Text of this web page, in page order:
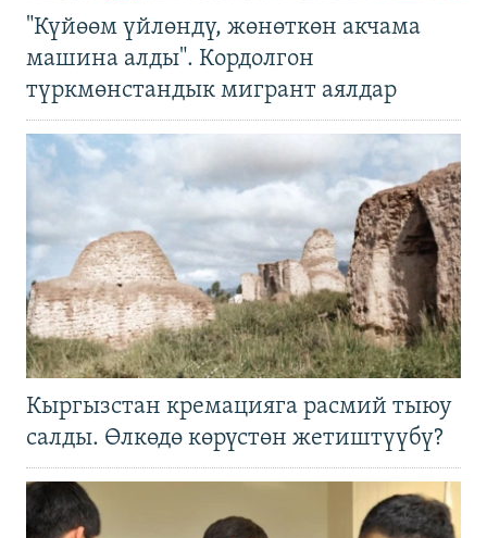
"Күйөөм үйлөндү, жөнөткөн акчама
машина алды". Кордолгон
түркмөнстандык мигрант аялдар
Кыргызстан кремацияга расмий тыюу
салды. Өлкөдө көрүстөн жетиштүүбү?